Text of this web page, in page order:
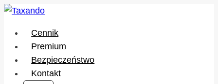
Przejdź
treści
Cennik
Premium
Bezpieczeństwo
Kontakt